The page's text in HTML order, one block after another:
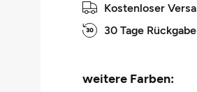
Kostenloser
30 Tage
weitere Farben: